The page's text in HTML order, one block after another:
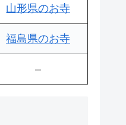
山形県のお寺
福島県のお寺
–